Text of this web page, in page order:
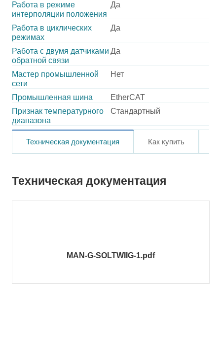
Работа в режиме
интерполяции положения
Да
Работа в циклических
режимах
Да
Работа с двумя датчиками
обратной связи
Да
Мастер промышленной
сети
Нет
Промышленная шина
EtherCAT
Признак температурного
диапазона
Стандартный
Техническая документация Как купить
Техническая документация
MAN-G-SOLTWIIG-1.pdf